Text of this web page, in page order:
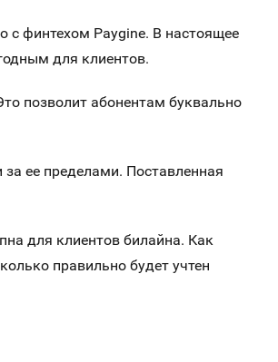
с финтехом Paygine. В настоящее
м для клиентов.
позволит абонентам буквально
ее пределами. Поставленная
для клиентов билайна. Как
правильно будет учтен